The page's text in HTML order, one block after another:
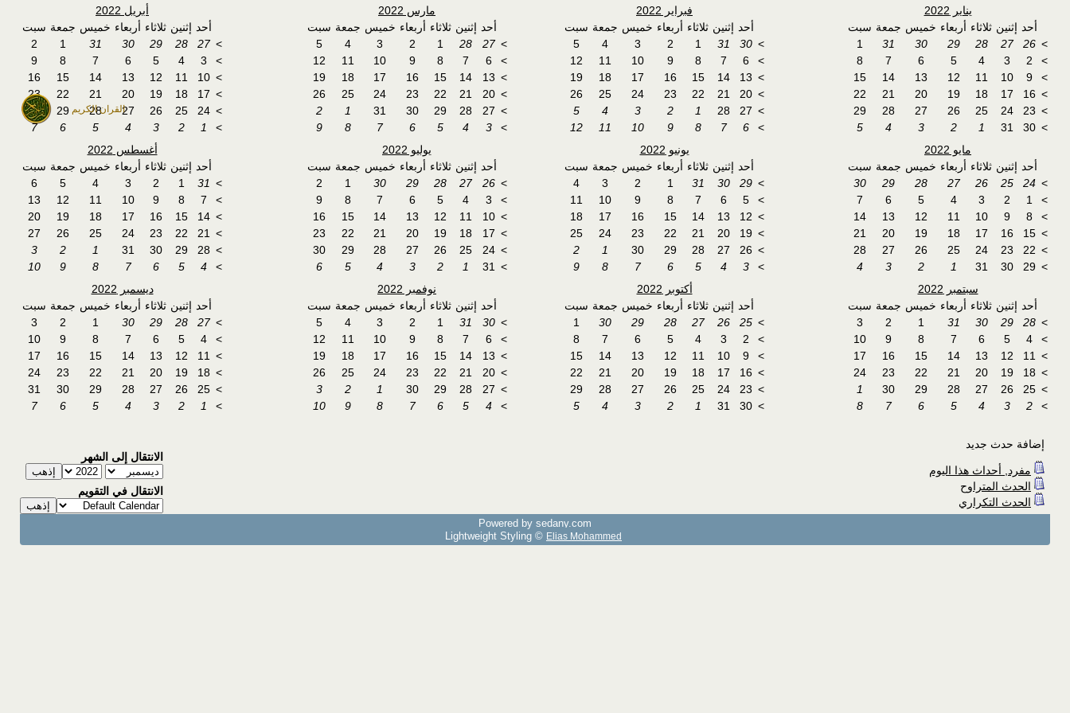
القران الكريم
يناير 2022
أحد إثنين ثلاثاء أربعاء خميس جمعة سبت
>
26
27
28
29
30
31
1
>
2
3
4
5
6
7
8
>
9
10
11
12
13
14
15
>
16
17
18
19
20
21
22
>
23
24
25
26
27
28
29
>
30
31
1
2
3
4
5
فبراير 2022
أحد إثنين ثلاثاء أربعاء خميس جمعة سبت
>
30
31
1
2
3
4
5
>
6
7
8
9
10
11
12
>
13
14
15
16
17
18
19
>
20
21
22
23
24
25
26
>
27
28
1
2
3
4
5
>
6
7
8
9
10
11
12
مارس 2022
أحد إثنين ثلاثاء أربعاء خميس جمعة سبت
>
27
28
1
2
3
4
5
>
6
7
8
9
10
11
12
>
13
14
15
16
17
18
19
>
20
21
22
23
24
25
26
>
27
28
29
30
31
1
2
>
3
4
5
6
7
8
9
أبريل 2022
أحد إثنين ثلاثاء أربعاء خميس جمعة سبت
>
27
28
29
30
31
1
2
>
3
4
5
6
7
8
9
>
10
11
12
13
14
15
16
>
17
18
19
20
21
22
23
>
24
25
26
27
28
29
30
>
1
2
3
4
5
6
7
مايو 2022
أحد إثنين ثلاثاء أربعاء خميس جمعة سبت
>
24
25
26
27
28
29
30
>
1
2
3
4
5
6
7
>
8
9
10
11
12
13
14
>
15
16
17
18
19
20
21
>
22
23
24
25
26
27
28
>
29
30
31
1
2
3
4
يونيو 2022
أحد إثنين ثلاثاء أربعاء خميس جمعة سبت
>
29
30
31
1
2
3
4
>
5
6
7
8
9
10
11
>
12
13
14
15
16
17
18
>
19
20
21
22
23
24
25
>
26
27
28
29
30
1
2
>
3
4
5
6
7
8
9
يوليو 2022
أحد إثنين ثلاثاء أربعاء خميس جمعة سبت
>
26
27
28
29
30
1
2
>
3
4
5
6
7
8
9
>
10
11
12
13
14
15
16
>
17
18
19
20
21
22
23
>
24
25
26
27
28
29
30
>
31
1
2
3
4
5
6
أغسطس 2022
أحد إثنين ثلاثاء أربعاء خميس جمعة سبت
>
31
1
2
3
4
5
6
>
7
8
9
10
11
12
13
>
14
15
16
17
18
19
20
>
21
22
23
24
25
26
27
>
28
29
30
31
1
2
3
>
4
5
6
7
8
9
10
سبتمبر 2022
أحد إثنين ثلاثاء أربعاء خميس جمعة سبت
>
28
29
30
31
1
2
3
>
4
5
6
7
8
9
10
>
11
12
13
14
15
16
17
>
18
19
20
21
22
23
24
>
25
26
27
28
29
30
1
>
2
3
4
5
6
7
8
أكتوبر 2022
أحد إثنين ثلاثاء أربعاء خميس جمعة سبت
>
25
26
27
28
29
30
1
>
2
3
4
5
6
7
8
>
9
10
11
12
13
14
15
>
16
17
18
19
20
21
22
>
23
24
25
26
27
28
29
>
30
31
1
2
3
4
5
نوفمبر 2022
أحد إثنين ثلاثاء أربعاء خميس جمعة سبت
>
30
31
1
2
3
4
5
>
6
7
8
9
10
11
12
>
13
14
15
16
17
18
19
>
20
21
22
23
24
25
26
>
27
28
29
30
1
2
3
>
4
5
6
7
8
9
10
ديسمبر 2022
أحد إثنين ثلاثاء أربعاء خميس جمعة سبت
>
27
28
29
30
1
2
3
>
4
5
6
7
8
9
10
>
11
12
13
14
15
16
17
>
18
19
20
21
22
23
24
>
25
26
27
28
29
30
31
>
1
2
3
4
5
6
7
إضافة حدث جديد
مفرد, أحداث هذا اليوم
الحدث المتراوح
الحدث التكراري
الانتقال إلى الشهر
الانتقال في التقويم
Powered by sedany.com
Lightweight Styling © Elias Mohammed